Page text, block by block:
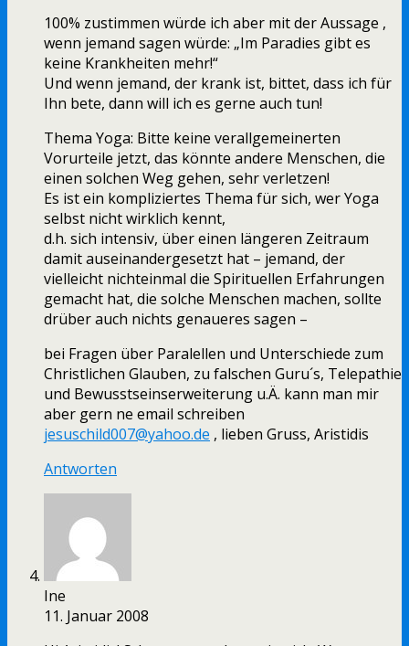
100% zustimmen würde ich aber mit der Aussage ,
wenn jemand sagen würde: „Im Paradies gibt es
keine Krankheiten mehr!“
Und wenn jemand, der krank ist, bittet, dass ich für
Ihn bete, dann will ich es gerne auch tun!
Thema Yoga: Bitte keine verallgemeinerten
Vorurteile jetzt, das könnte andere Menschen, die
einen solchen Weg gehen, sehr verletzen!
Es ist ein kompliziertes Thema für sich, wer Yoga
selbst nicht wirklich kennt,
d.h. sich intensiv, über einen längeren Zeitraum
damit auseinandergesetzt hat – jemand, der
vielleicht nichteinmal die Spirituellen Erfahrungen
gemacht hat, die solche Menschen machen, sollte
drüber auch nichts genaueres sagen –
bei Fragen über Paralellen und Unterschiede zum
Christlichen Glauben, zu falschen Guru´s, Telepathie
und Bewusstseinserweiterung u.Ä. kann man mir
aber gern ne email schreiben
jesuschild007@yahoo.de , lieben Gruss, Aristidis
Antworten
Ine
11. Januar 2008